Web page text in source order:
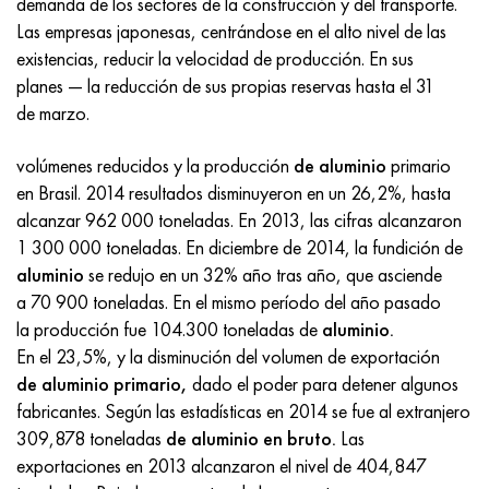
Las empresas japonesas, centrándose en el alto nivel de las
existencias, reducir la velocidad de producción. En sus
planes — la reducción de sus propias reservas hasta el 31
de marzo.
volúmenes reducidos y la producción de aluminio primario
en Brasil. 2014 resultados disminuyeron en un 26,2%, hasta
alcanzar 962 000 toneladas. En 2013, las cifras alcanzaron
1 300 000 toneladas. En diciembre de 2014, la fundición de
aluminio se redujo en un 32% año tras año, que asciende
a 70 900 toneladas. En el mismo período del año pasado
la producción fue 104.300 toneladas de aluminio.
En el 23,5%, y la disminución del volumen de exportación
de aluminio primario, dado el poder para detener algunos
fabricantes. Según las estadísticas en 2014 se fue al extranjero
309,878 toneladas de aluminio en bruto. Las
exportaciones en 2013 alcanzaron el nivel de 404,847
Incotherm
incotest
Jette M152
Cobalto 6B
maraging 250
René 41
Maraging 300
Maraging 350
MP35N
47ND
47НХР
49KF
49K2F, 49K2FA-VI
Aleación 50N
Aleación 50NP
50NHS
Aleación 52N
52K12F
HN62VMYUT
HN62MVKYU
HN63MB
XN65VM
KhN65VMTYu
KhN67MVTYu
KhN68VKTYU
KhN68VMTYUK-vd
KhN70VMTYu
VT-35
PT-1M
PT-3V
PT-7M
2B
SPT-2 sv
A LAS 3
3M
TL3
1.4466 - AISI 310MoLn
Aleación Al6xn
15-7Ph® - 1.4532
PH 13-8 meses - 1.4534
1.4542 - 17-4Ph®
Custom 455® - 1.4543 - uns s45500
1.4545 - 15-5Ph®
1.4548 - 17-4Ph®
1.4550 - AISI 347
10X17H13M3T
10X18N18Yu4D
11X11N2V2MF
12Х18Н9Т
13X11N2V2MF
15x11mf
15х12vnmf
15Х12Н2MVFAB
15X16K5N2MVFAB
2,0872, CuNi10Fe1Mn, Cw352h
Bronce aluminio silicio
CW301G, C64200
bronce de silicio
C65500, CuAl11Fe3
C65620, CuSi3Fe2Zn3
C65100, CuSi1.5
Bronce estaño-plomo
c92200, CuSn6Zn4Pb2
latón rojo
C84400, CuSn2ZnPb
C83600, CuSn5ZnPb
45G2, 45g2, AISI 1144
Aleación de acero estructural
10g2, 10g2, AISI 1513
12X2H4A, 15NiCr13, 1.5752
AC14, 11SMnPb30
20G, 20mn5
20XH3A, AISI 4320, 20hn3a
20HM, 24CrMo5, 20hm
25KhGM, 20CrMo5, 1.7264
Р6М5, 1.3343, hs6-5-2, sw7m
Р6М5К5, 1.3243, hs6-5-2-5
R6M5F3, 1.3344, hs6-5-3
9М4К8,1.3207
R12F3, 1.3318, sw12
P18, 1,3355, hs18-0-1, sw18
Acero carbono
10,1.1645, C105W1
11G12, 110G13L, X120Mn12